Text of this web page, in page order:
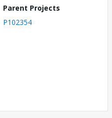
Parent Projects
P102354